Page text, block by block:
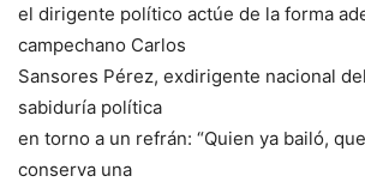
el dirigente político actúe de la forma
campechano Carlos
Sansores Pérez, exdirigente nacional
sabiduría política
en torno a un refrán: “Quien ya bailó,
conserva una